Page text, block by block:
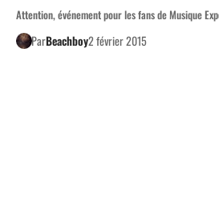
Attention, événement pour les fans de Musique
ParBeachboy2 février 2015